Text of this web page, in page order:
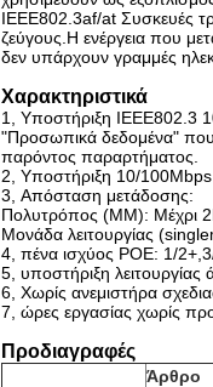
IEEE802.3af/at Συσκευές
ζεύγους.Η ενέργεια που
δεν υπάρχουν γραμμές
Χαρακτηριστικά
1, Υποστήριξη IEEE802.3
"Προσωπικά δεδομένα" που
παρόντος παραρτήματος.
2, Υποστήριξη 10/
3, Απόσταση μετάδοσης:
Πολυτρόπος (MM): Μέχρι
Μονάδα λειτουργίας
4, πένα ισχύος POE: 1/
5, υποστήριξη
6, Χωρίς ανεμιστήρα
7, ώρες εργασίας χωρίς
Προδιαγραφές
Άρθρο